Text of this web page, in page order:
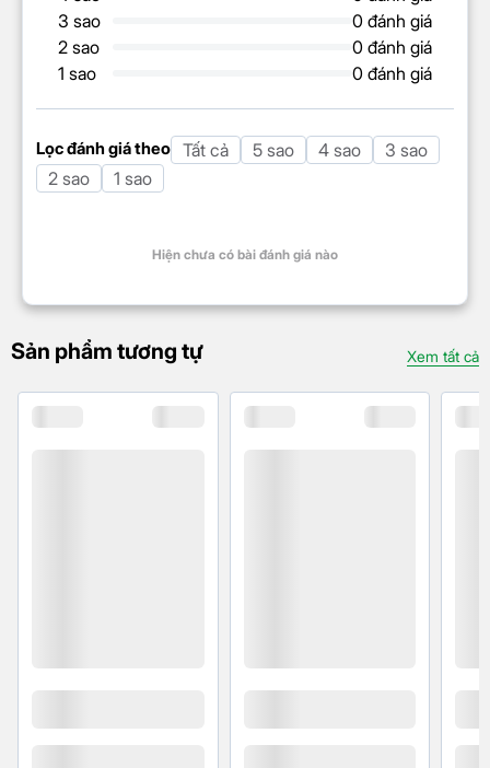
động, đáp ứng mọi nhu cầu:
Cơ bản: Nấu cơm, cháo, súp, giữ ấm, hâm
Chuyên sâu: Hầm, hấp, xào, nấu đậu, làm sữa
chua.
Đặc biệt: Nấu theo sở thích (tùy chỉnh thời
gian, nhiệt độ), làm bánh.
An toàn tuyệt đối với 5 cơ
3 sao
0 đánh giá
2 sao
0 đánh giá
1 sao
0 đánh giá
Lọc đánh giá theo Tất cả 5 sao 4 sao
3 sao
2 sao
1 sao
Hiện chưa có bài đánh giá nào
Sản phẩm tương tự Xem tất cả